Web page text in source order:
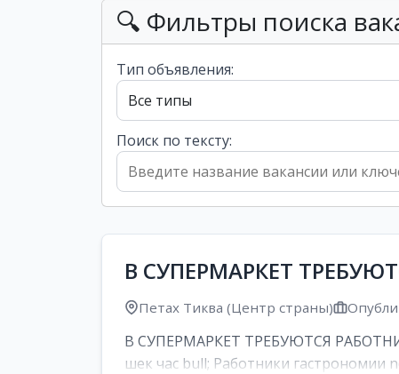
🔍 Фильтры поиска
Тип объявления:
Поиск по тексту:
В СУПЕРМАРКЕТ
Петах Тиква (Центр страны)
В СУПЕРМАРКЕТ ТРЕБУЮТСЯ
шек час bull; Работники гастрономии